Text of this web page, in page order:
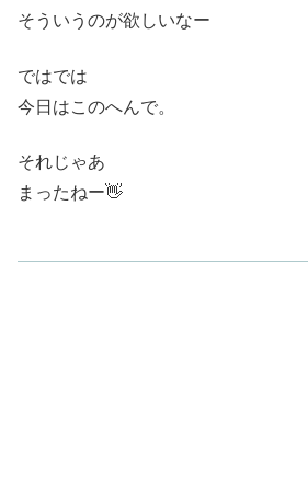
そういうのが欲しいなー
ではでは
今日はこのへんで。
それじゃあ
まったねー👋